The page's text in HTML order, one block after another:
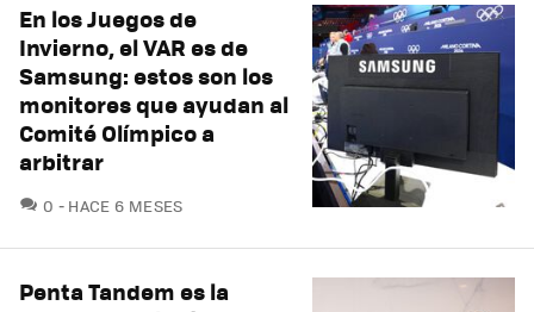
En los Juegos de
Invierno, el VAR es de
Samsung: estos son los
monitores que ayudan al
Comité Olímpico a
arbitrar
0 COMENTARIOS
HACE 6 MESES
Penta Tandem es la